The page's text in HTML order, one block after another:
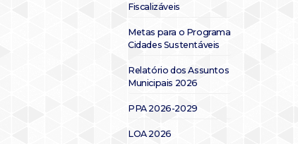
Fiscalizáveis
Metas para o Programa
Cidades Sustentáveis
Relatório dos Assuntos
Municipais 2026
PPA 2026-2029
LOA 2026